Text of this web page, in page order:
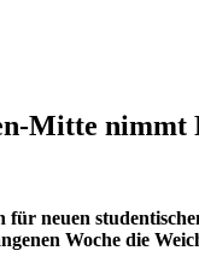
Mitte nimmt
für neuen
Woche die